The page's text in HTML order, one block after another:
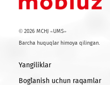
ko‘rgazmasida Mobiuz
tasdiqlaydi.
Ro'yxatga qaytish